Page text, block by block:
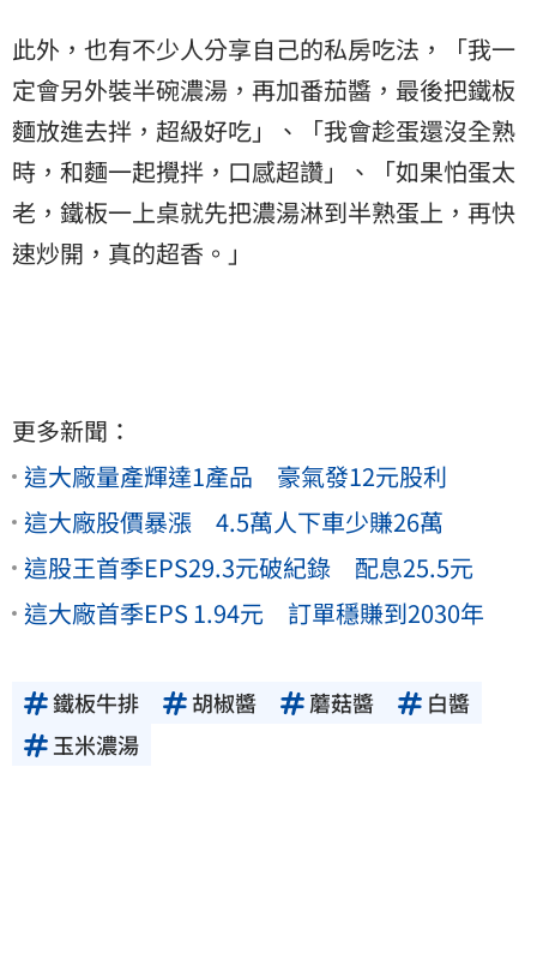
此外，也有不少人分享自己的私房吃法，「我一
定會另外裝半碗濃湯，再加番茄醬，最後把鐵板
麵放進去拌，超級好吃」、「我會趁蛋還沒全熟
時，和麵一起攪拌，口感超讚」、「如果怕蛋太
老，鐵板一上桌就先把濃湯淋到半熟蛋上，再快
速炒開，真的超香。」
更多新聞：
這大廠量產輝達1產品 豪氣發12元股利
這大廠股價暴漲 4.5萬人下車少賺26萬
這股王首季EPS29.3元破紀錄 配息25.5元
這大廠首季EPS 1.94元 訂單穩賺到2030年
鐵板牛排 胡椒醬 蘑菇醬
白醬
玉米濃湯